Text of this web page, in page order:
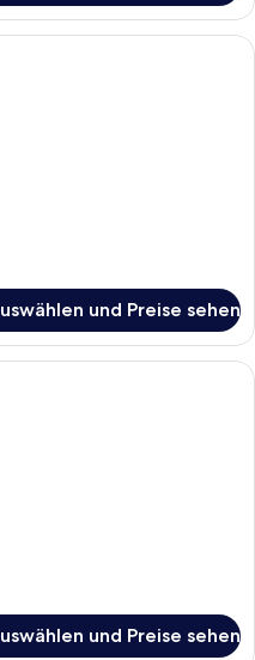
Hotelzimmer mit einem großen
und Preise sehen
modernes Hotelzimmer mit
und Preise sehen